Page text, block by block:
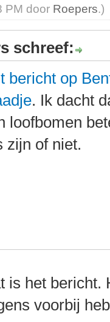
PM door Roepers.)
schreef:
bericht op
. Ik dacht
loofbomen
zijn of niet.
is het bericht.
voorbij